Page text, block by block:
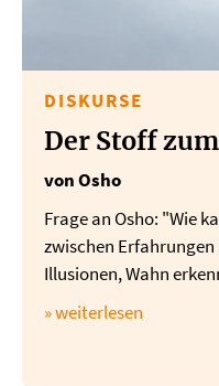
DISKURSE
Der Stoff
von Osho
Frage an Osho: "Wie
zwischen
Illusionen, Wahn
» weiterlesen